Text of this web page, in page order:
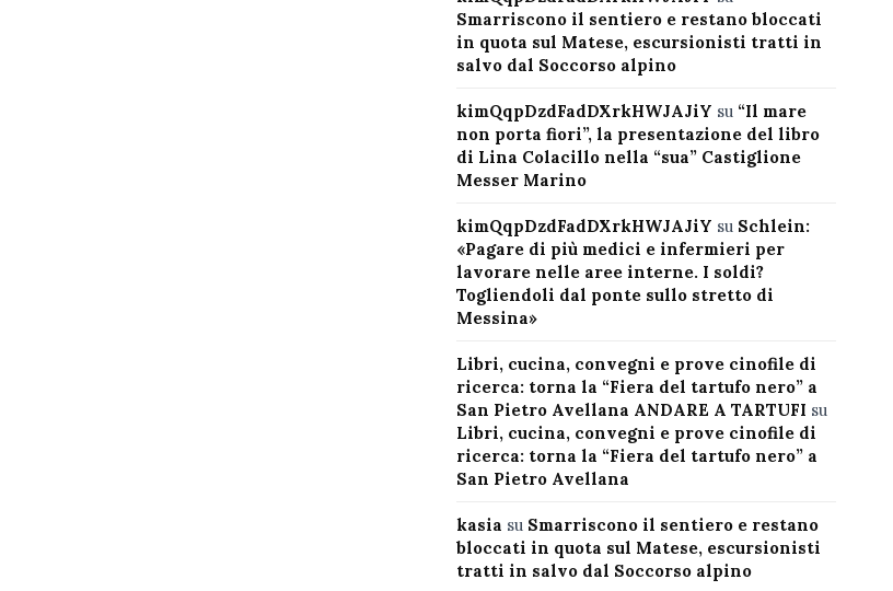
Smarriscono il sentiero e restano bloccati
in quota sul Matese, escursionisti tratti in
salvo dal Soccorso alpino
kimQqpDzdFadDXrkHWJAJiY su “Il mare
non porta fiori”, la presentazione del libro
di Lina Colacillo nella “sua” Castiglione
Messer Marino
kimQqpDzdFadDXrkHWJAJiY su Schlein:
«Pagare di più medici e infermieri per
lavorare nelle aree interne. I soldi?
Togliendoli dal ponte sullo stretto di
Messina»
Libri, cucina, convegni e prove cinofile di
ricerca: torna la “Fiera del tartufo nero” a
San Pietro Avellana ANDARE A TARTUFI su
Libri, cucina, convegni e prove cinofile di
ricerca: torna la “Fiera del tartufo nero” a
San Pietro Avellana
kasia su Smarriscono il sentiero e restano
bloccati in quota sul Matese, escursionisti
tratti in salvo dal Soccorso alpino